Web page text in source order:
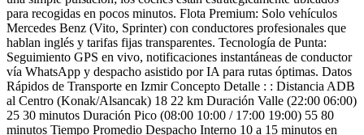
para recogidas en pocos minutos. Flota Premium: Solo vehículos
Mercedes Benz (Vito, Sprinter) con conductores profesionales que
hablan inglés y tarifas fijas transparentes. Tecnología de Punta:
Seguimiento GPS en vivo, notificaciones instantáneas de conductor
vía WhatsApp y despacho asistido por IA para rutas óptimas. Datos
Rápidos de Transporte en Izmir Concepto Detalle : : Distancia ADB
al Centro (Konak/Alsancak) 18 22 km Duración Valle (22:00 06:00)
25 30 minutos Duración Pico (08:00 10:00 / 17:00 19:00) 55 80
minutos Tiempo Promedio Despacho Interno 10 a 15 minutos en